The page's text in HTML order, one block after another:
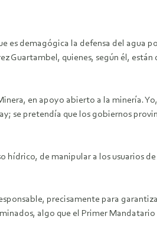
demagógica la defensa del agua
Guartambel, quienes, según él,
en apoyo abierto a la minería.
se pretendía que los gobiernos
hídrico, de manipular a los usuarios
precisamente para
algo que el Primer